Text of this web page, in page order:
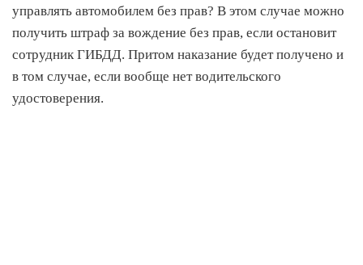
управлять автомобилем без прав? В этом случае можно
получить штраф за вождение без прав, если остановит
сотрудник ГИБДД. Притом наказание будет получено и
в том случае, если вообще нет водительского
удостоверения.